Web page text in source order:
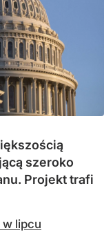
szeroko
Projekt trafi
w lipcu